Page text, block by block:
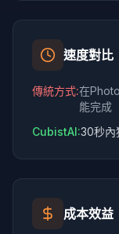
速度對比
傳統方式:在
能完成
CubistAI:30秒內
成本效益